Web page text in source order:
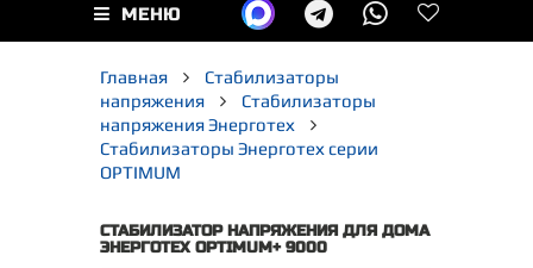
МЕНЮ
Главная
Стабилизаторы
напряжения
Стабилизаторы
напряжения Энерготех
Стабилизаторы Энерготех серии
OPTIMUM
СТАБИЛИЗАТОР НАПРЯЖЕНИЯ ДЛЯ ДОМА
ЭНЕРГОТЕХ OPTIMUM+ 9000